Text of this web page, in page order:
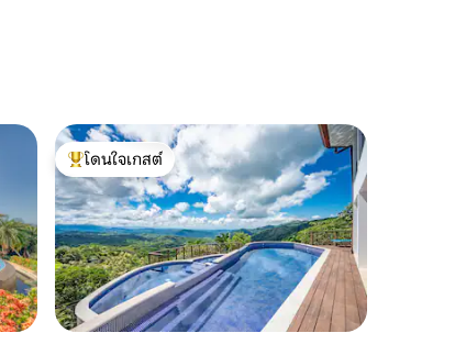
โดนใจเกสต์ที่สุด
โดนใจเกสต์